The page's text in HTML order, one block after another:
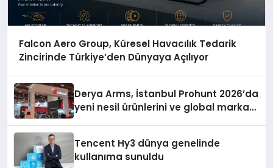
Falcon Aero Group, Küresel Havacılık Tedarik
Zincirinde Türkiye’den Dünyaya Açılıyor
Derya Arms, İstanbul Prohunt 2026’da
yeni nesil ürünlerini ve global marka
Tencent Hy3 dünya genelinde
kullanıma sunuldu